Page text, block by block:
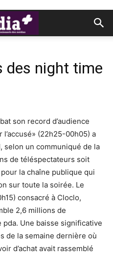
des night time
son record d’audience
(22h25-00h05) a
selon un communiqué de la
de téléspectateurs soit
la chaîne publique qui
sur toute la soirée. Le
consacré à Cloclo,
2,6 millions de
Une baisse significative
de la semaine dernière où
d’achat avait rassemblé